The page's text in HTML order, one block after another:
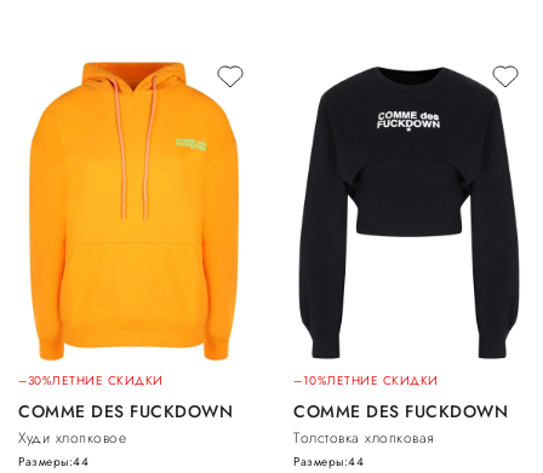
–30%ЛЕТНИЕ СКИДКИ
COMME DES FUCKDOWN
Худи хлопковое
Размеры:44
–10%ЛЕТНИЕ СКИДКИ
COMME DES FUCKDOWN
Толстовка хлопковая
Размеры:44